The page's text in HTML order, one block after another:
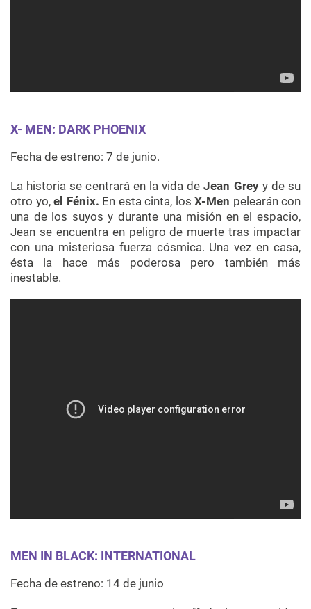
X- MEN: DARK PHOENIX
Fecha de estreno: 7 de junio.
La historia se centrará en la vida deJean Greyy de su
otro yo, el Fénix. En esta cinta, los X-Men pelearán con
una de los suyos y durante una misión en el espacio,
Jean se encuentra en peligro de muerte tras impactar
con una misteriosa fuerza cósmica. Una vez en casa,
ésta la hace más poderosa pero también más
inestable.
MEN IN BLACK: INTERNATIONAL
Fecha de estreno: 14 de junio